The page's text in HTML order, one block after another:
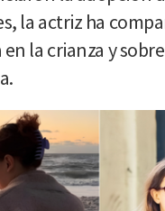
la actriz ha
la crianza y